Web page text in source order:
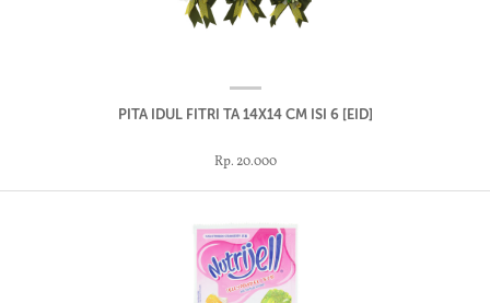
PITA IDUL FITRI TA 14X14 CM ISI 6 [EID]
Rp. 20.000